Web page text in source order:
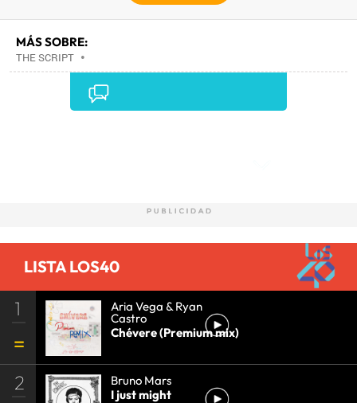
MÁS SOBRE:
THE SCRIPT •
LISTA LOS40
1 Aria Vega & Ryan
Castro
Chévere (Premium mix)
2
Bruno Mars
I just might